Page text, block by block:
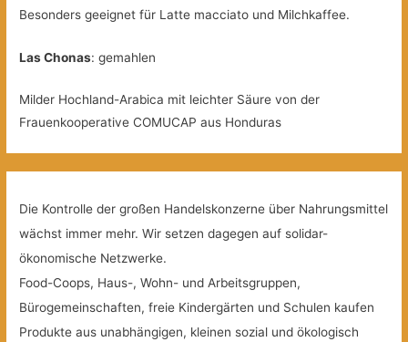
Besonders geeignet für Latte macciato und Milchkaffee.
Las Chonas: gemahlen
Milder Hochland-Arabica mit leichter Säure von der
Frauenkooperative COMUCAP aus Honduras
Die Kontrolle der großen Handelskonzerne über Nahrungsmittel
wächst immer mehr. Wir setzen dagegen auf solidar-
ökonomische Netzwerke.
Food-Coops, Haus-, Wohn- und Arbeitsgruppen,
Bürogemeinschaften, freie Kindergärten und Schulen kaufen
Produkte aus unabhängigen, kleinen sozial und ökologisch